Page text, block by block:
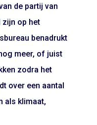
de partij van
zijn op het
benadrukt
meer, of juist
zodra het
over een aantal
als klimaat,